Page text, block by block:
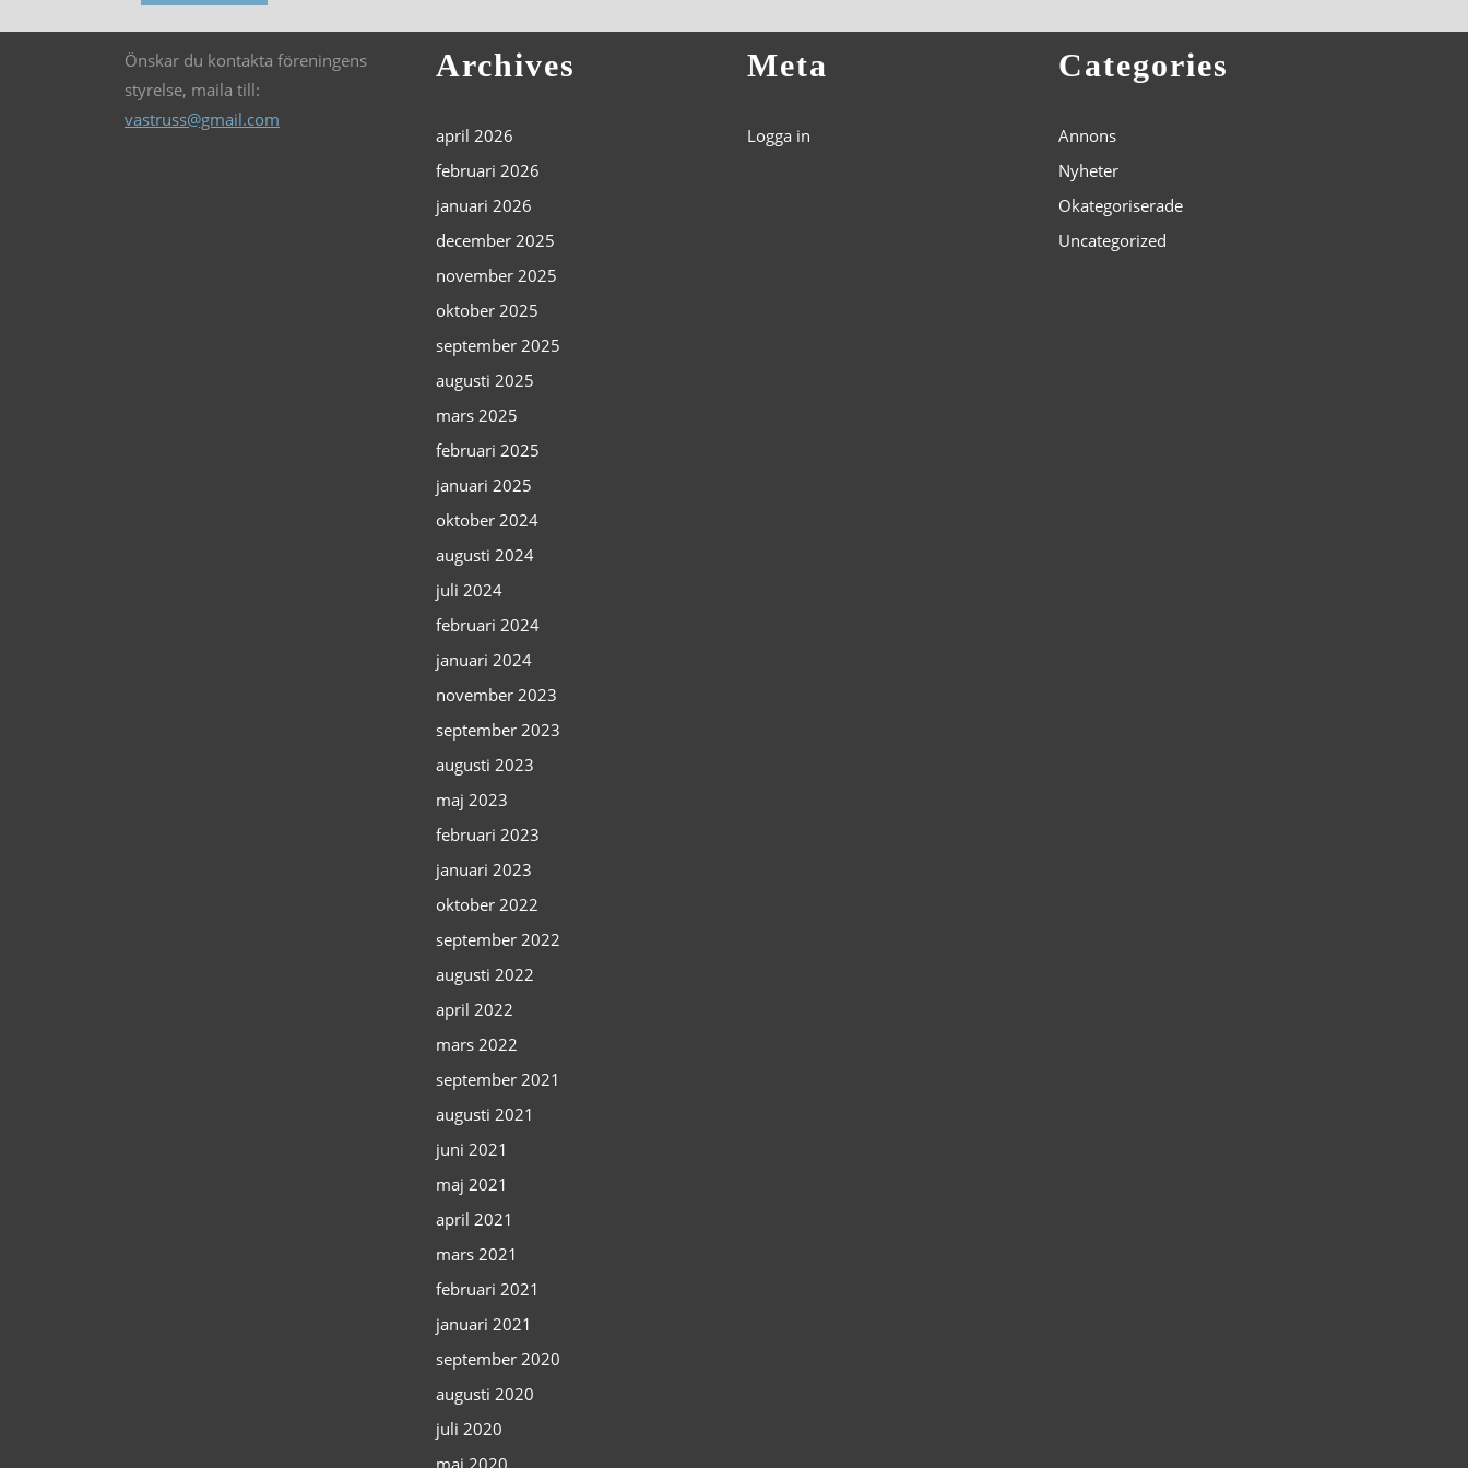
Önskar du kontakta föreningens
styrelse, maila till:
vastruss@gmail.com
Archives
april 2026
februari 2026
januari 2026
december 2025
november 2025
oktober 2025
september 2025
augusti 2025
mars 2025
februari 2025
januari 2025
oktober 2024
augusti 2024
juli 2024
februari 2024
januari 2024
november 2023
september 2023
augusti 2023
maj 2023
februari 2023
januari 2023
oktober 2022
september 2022
augusti 2022
april 2022
mars 2022
september 2021
augusti 2021
juni 2021
maj 2021
april 2021
mars 2021
februari 2021
januari 2021
september 2020
augusti 2020
juli 2020
Meta
Logga in
Categories
Annons
Nyheter
Okategoriserade
Uncategorized